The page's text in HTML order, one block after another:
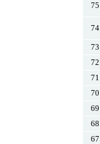
75
74
73
72
71
70
69
68
67